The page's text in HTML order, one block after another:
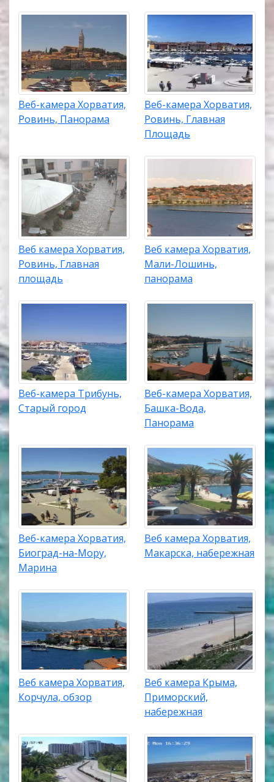
Веб-камера Хорватия,
Ровинь, Панорама
Веб-камера Хорватия,
Ровинь, Главная
Площадь
Веб камера Хорватия,
Ровинь, Главная
площадь
Веб камера Хорватия,
Мали-Лошинь,
панорама
Веб-камера Трибунь,
Старый город
Веб-камера Хорватия,
Башка-Вода,
Панорама
Веб-камера Хорватия,
Биоград-на-Мору,
Марина
Веб камера Хорватия,
Макарска, набережная
Веб камера Хорватия,
Корчула, обзор
Веб камера Крыма,
Приморский,
набережная